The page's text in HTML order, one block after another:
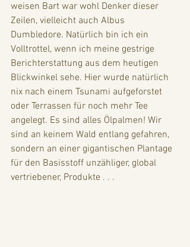
weisen Bart war wohl Denker dieser
Zeilen, vielleicht auch Albus
Dumbledore. Natürlich bin ich ein
Volltrottel, wenn ich meine gestrige
Berichterstattung aus dem heutigen
Blickwinkel sehe. Hier wurde natürlich
nix nach einem Tsunami aufgeforstet
oder Terrassen für noch mehr Tee
angelegt. Es sind alles Ölpalmen! Wir
sind an keinem Wald entlang gefahren,
sondern an einer gigantischen Plantage
für den Basisstoff unzähliger, global
vertriebener, Produkte . . .